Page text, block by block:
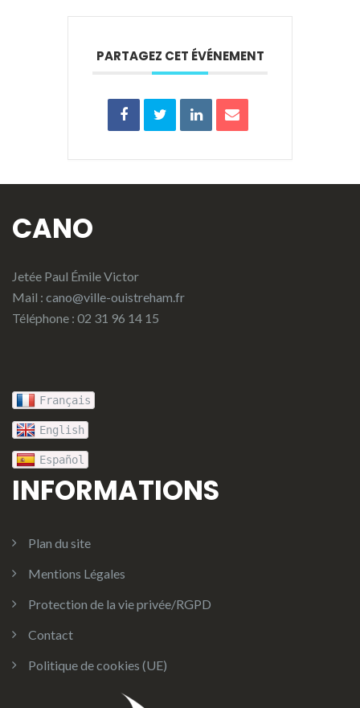
PARTAGEZ CET ÉVÉNEMENT
CANO
Jetée Paul Émile Victor
Mail : cano@ville-ouistreham.fr
Téléphone : 02 31 96 14 15
Français
English
Español
INFORMATIONS
Plan du site
Mentions Légales
Protection de la vie privée/RGPD
Contact
Politique de cookies (UE)